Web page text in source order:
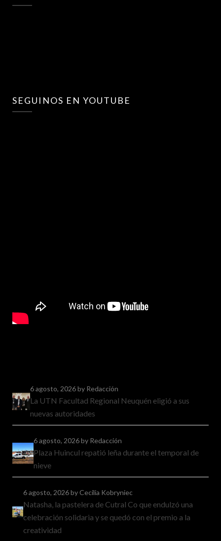
SEGUINOS EN YOUTUBE
6 agosto, 2026by Redacción
La UTN Facultad Regional Neuquén eligió a sus
nuevas autoridades
6 agosto, 2026by Redacción
Plaza Huincul repatió leña durante el temporal de
nieve
6 agosto, 2026by Cecilia Kobryniec
Natasha, la pastelera de Cutral Co que endulzó una
celebración solidaria y se quedó con el premio a la
creatividad